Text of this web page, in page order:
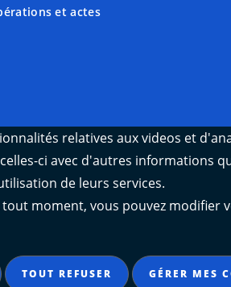
et actes
relatives aux videos et
ci avec d'autres informations
de leurs services.
moment, vous pouvez modifier
TOUT REFUSER GÉRER MES